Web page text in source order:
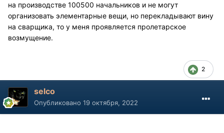
на производстве 100500 начальников и не могут
организовать элементарные вещи, но перекладывают вину
на сварщика, то у меня проявляется пролетарское
возмущение.
2
selco
Опубликовано 19 октября, 2022